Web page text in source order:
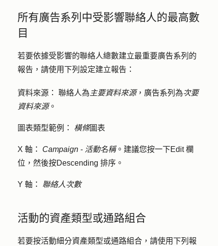
所有廣告系列中受影響聯絡人的最高數
目
若要依據受影響的聯絡人總數建立最重要廣告系列的
報告，請使用下列設定建立報告：
資料來源： 聯絡人為 主要資料來源，廣告系列為次要
資料來源。
圖表類型範例： 橫條圖表
X 軸： Campaign - 活動名稱。建議您按一下Edit 欄
位 ，然後按Descending 排序。
Y 軸： 聯絡人次數
活動的資產類型或通路組合
若要按活動細分資產類型或通路組合，請使用下列報